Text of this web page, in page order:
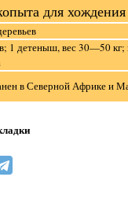
для
1 детеныш, вес 30—50 кг;
в Северной Африке и